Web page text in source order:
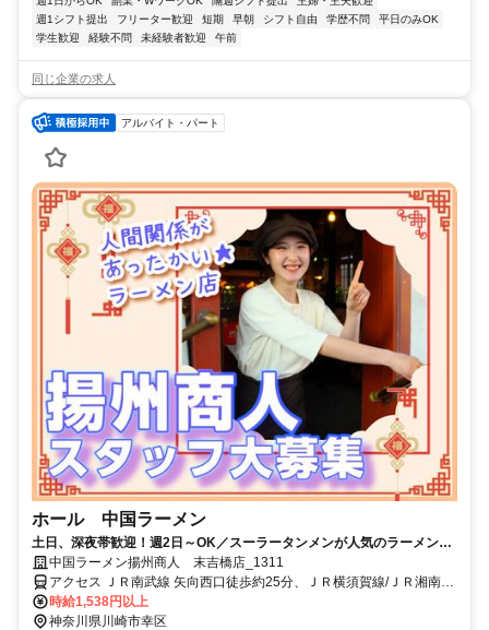
週1シフト提出
フリーター歓迎 短期 早朝 シフト自由 学歴不問
平日のみOK
学生歓迎
経験不問 未経験者歓迎 午前
同じ企業の求人
アルバイト・パート
ホール 中国ラーメン
土日、深夜帯歓迎！週2日～OK／スーラータンメンが人気のラーメン店
◎バイトデビュー大歓迎！
中国ラーメン揚州商人 末吉橋店_1311
アクセス ＪＲ南武線 矢向西口徒歩約25分、ＪＲ横須賀線/ＪＲ湘南新
宿ライン 新川崎徒歩約27分、ＪＲ南武線 尻手徒歩約28分 南武線(川
崎－立川) 矢向駅 車 2分
時給1,538円以上
神奈川県川崎市幸区